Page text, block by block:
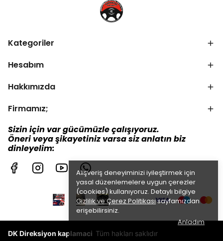
Alışveriş deneyiminizi iyileştirmek için
yasal düzenlemelere uygun çerezler
(cookies) kullanıyoruz. Detaylı bilgiye
Gizlilik ve Çerez Politikasısayfamızdan
erişebilirsiniz.
Anladım
Kategoriler
Hesabım
Hakkımızda
Firmamız;
Sizin için var gücümüzle çalışıyoruz.
Öneri veya şikayetiniz varsa siz anlatın biz
dinleyelim:
DK Direksiyon kaplamaci Tüm hakları saklıdır